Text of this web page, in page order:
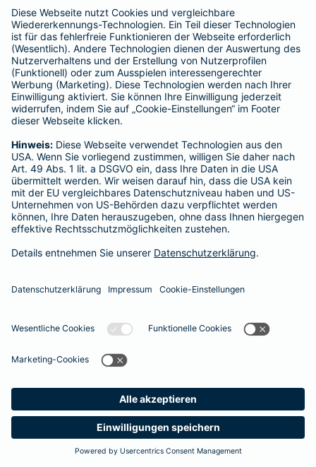
Pulheim
Putzbrunn
Quedlinburg
Quickborn
Radeberg
Rathenow
Ratingen
Ravensburg
Recklinghausen
Reinfeld (Holstein)